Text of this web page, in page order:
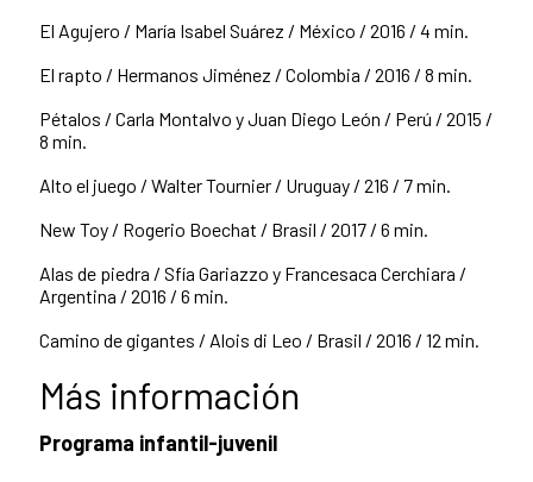
El Agujero / María Isabel Suárez / México / 2016 / 4 min.
El rapto / Hermanos Jiménez / Colombia / 2016 / 8 min.
Pétalos / Carla Montalvo y Juan Diego León / Perú / 2015 /
8 min.
Alto el juego / Walter Tournier / Uruguay / 216 / 7 min.
New Toy / Rogerio Boechat / Brasil / 2017 / 6 min.
Alas de piedra / Sfía Gariazzo y Francesaca Cerchiara /
Argentina / 2016 / 6 min.
Camino de gigantes / Alois di Leo / Brasil / 2016 / 12 min.
Más información
Programa infantil-juvenil